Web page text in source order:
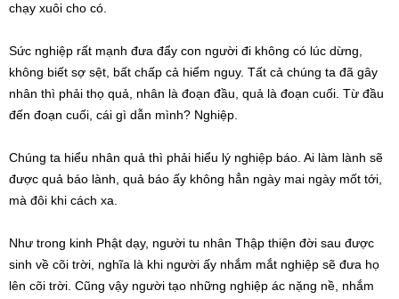
chạy xuôi cho có.
Sức nghiệp rất mạnh đưa đẩy con người đi không có lúc dừng,
không biết sợ sệt, bất chấp cả hiểm nguy. Tất cả chúng ta đã gây
nhân thì phải thọ quả, nhân là đoạn đầu, quả là đoạn cuối. Từ đầu
đến đoạn cuối, cái gì dẫn mình? Nghiệp.
Chúng ta hiểu nhân quả thì phải hiểu lý nghiệp báo. Ai làm lành sẽ
được quả báo lành, quả báo ấy không hẳn ngày mai ngày mốt tới,
mà đôi khi cách xa.
Như trong kinh Phật dạy, người tu nhân Thập thiện đời sau được
sinh về cõi trời, nghĩa là khi người ấy nhắm mắt nghiệp sẽ đưa họ
lên cõi trời. Cũng vậy người tạo những nghiệp ác nặng nề, nhắm